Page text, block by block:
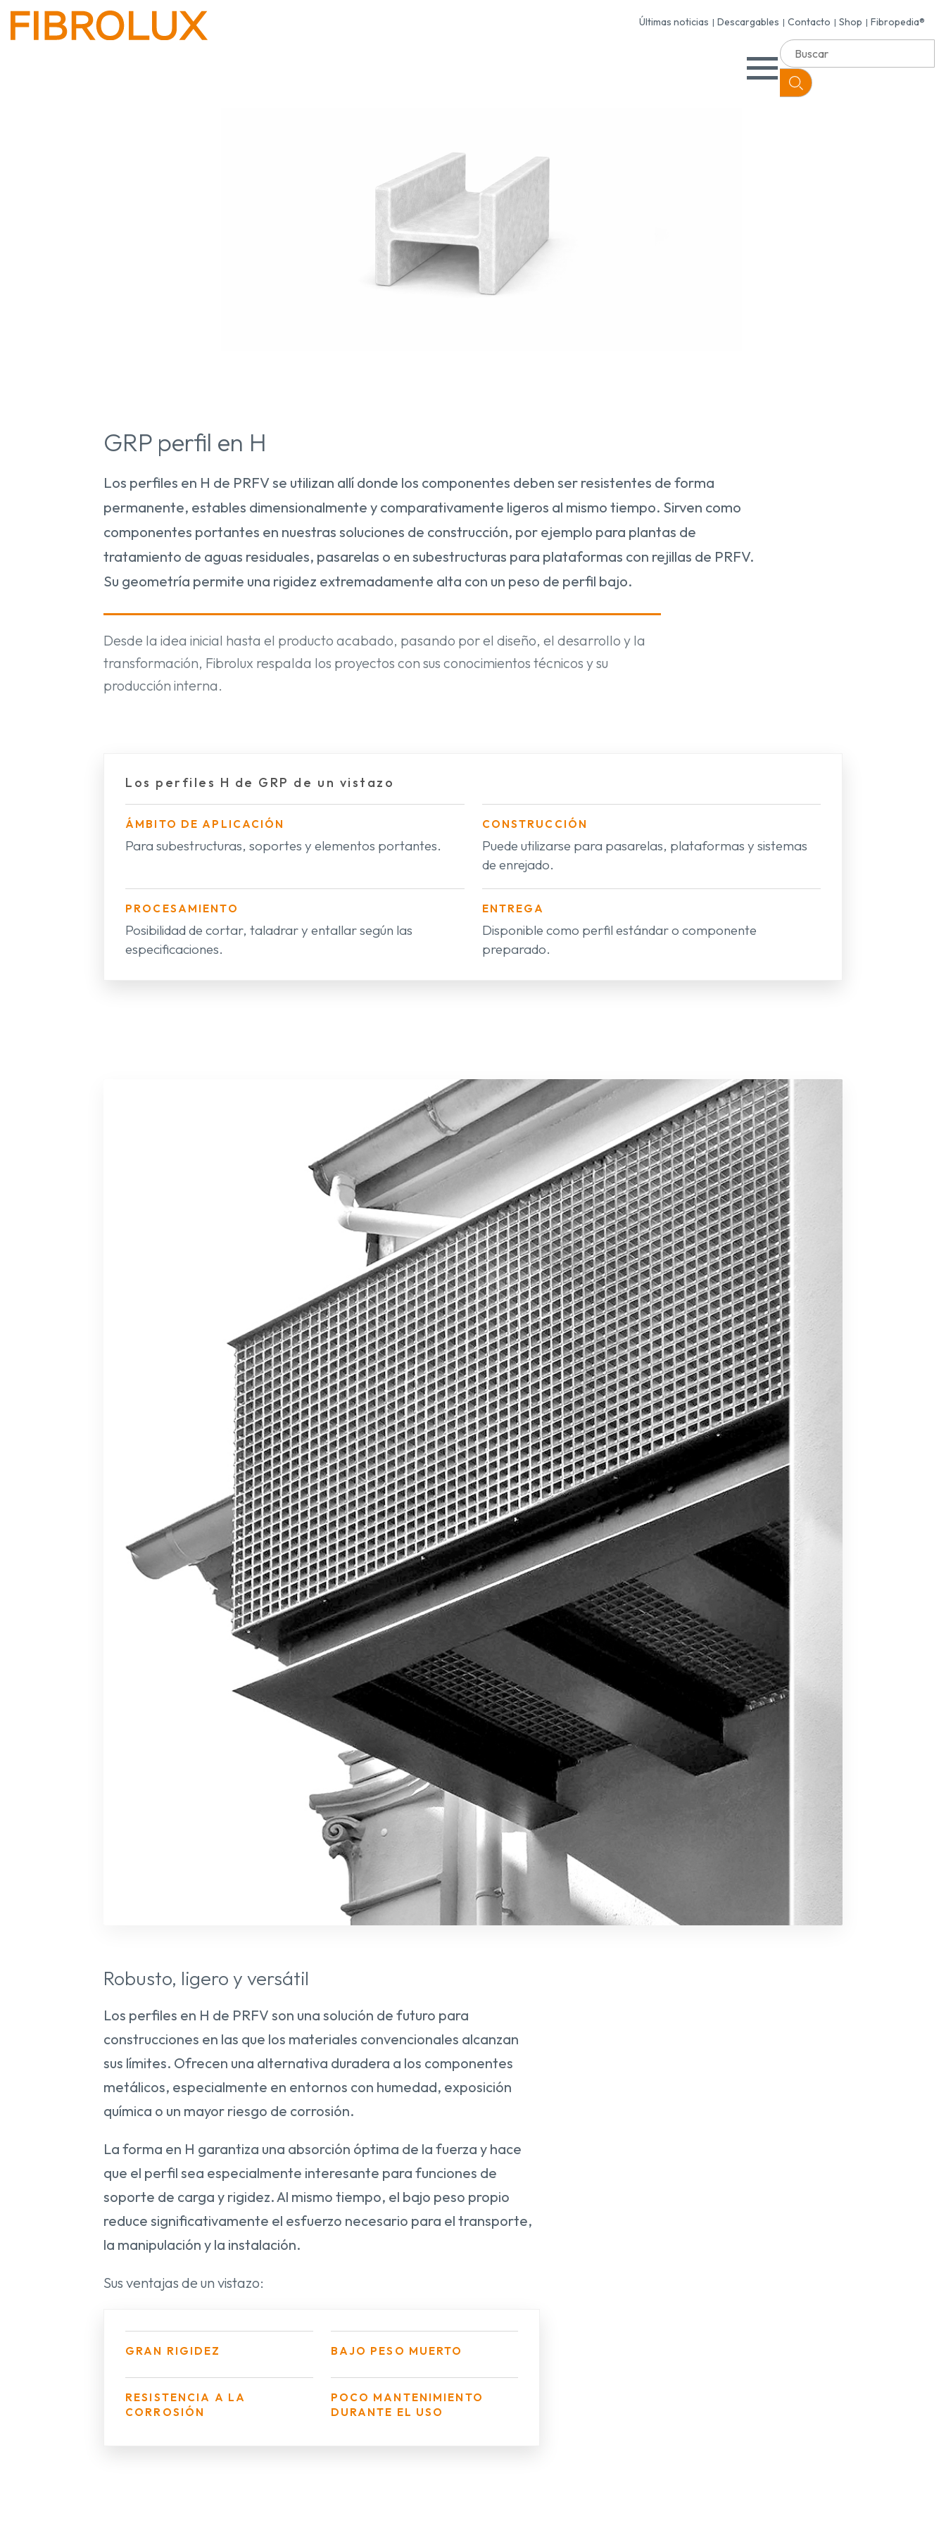
Últimas noticias Descargables Contacto Shop Fibropedia®
GRP perfil en H
Los perfiles en H de PRFV se utilizan allí donde los componentes deben ser resistentes de forma
permanente, estables dimensionalmente y comparativamente ligeros al mismo tiempo. Sirven como
componentes portantes en nuestras soluciones de construcción, por ejemplo para plantas de
tratamiento de aguas residuales, pasarelas o en subestructuras para plataformas con rejillas de PRFV.
Su geometría permite una rigidez extremadamente alta con un peso de perfil bajo.
Desde la idea inicial hasta el producto acabado, pasando por el diseño, el desarrollo y la
transformación, Fibrolux respalda los proyectos con sus conocimientos técnicos y su
producción interna.
Los perfiles H de GRP de un vistazo
ÁMBITO DE APLICACIÓN
Para subestructuras, soportes y elementos portantes.
CONSTRUCCIÓN
Puede utilizarse para pasarelas, plataformas y sistemas
de enrejado.
PROCESAMIENTO
Posibilidad de cortar, taladrar y entallar según las
especificaciones.
ENTREGA
Disponible como perfil estándar o componente
preparado.
Robusto, ligero y versátil
Los perfiles en H de PRFV son una solución de futuro para
construcciones en las que los materiales convencionales alcanzan
sus límites. Ofrecen una alternativa duradera a los componentes
metálicos, especialmente en entornos con humedad, exposición
química o un mayor riesgo de corrosión.
La forma en H garantiza una absorción óptima de la fuerza y hace
que el perfil sea especialmente interesante para funciones de
soporte de carga y rigidez. Al mismo tiempo, el bajo peso propio
reduce significativamente el esfuerzo necesario para el transporte,
la manipulación y la instalación.
Sus ventajas de un vistazo:
GRAN RIGIDEZ BAJO PESO MUERTO
RESISTENCIA A LA
CORROSIÓN
POCO MANTENIMIENTO
DURANTE EL USO